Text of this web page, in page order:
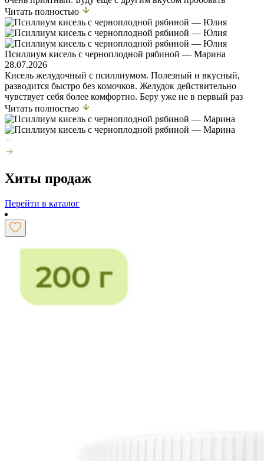
Читать полностью
Псиллиум кисель с черноплодной рябиной — Марина
28.07.2026
Кисель желудочный с псиллиумом. Полезный и вкусный,
разводится быстро без комочков. Желудок действительно
чувствует себя более комфортно. Беру уже не в первый раз
Читать полностью
Хиты продаж
Перейти в каталог